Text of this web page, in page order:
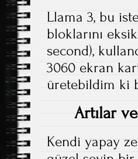
Llama 3, bu
bloklarını
second),
3060 ekran
üretebildim ki
Artılar
Kendi yapay